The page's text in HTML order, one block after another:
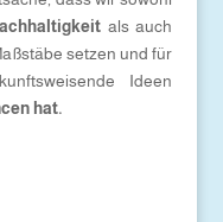
als auch
setzen und für
Ideen
hat.